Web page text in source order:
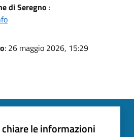
di Seregno :
: 26 maggio 2026, 15:29
le informazioni